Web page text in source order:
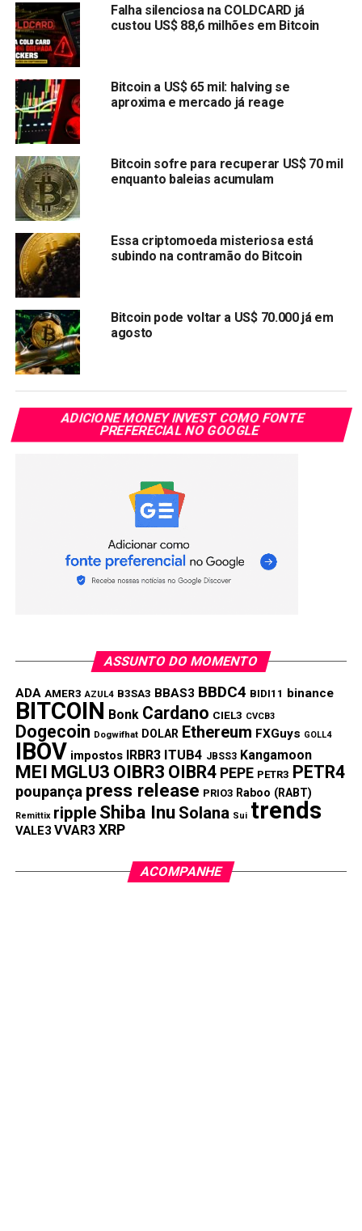
probabilidade de subir nos próximos dias.
Compartilhar:
Copy
Link
WhatsApp
Twitter
Facebook
Reddit
Email
TÓPICOS RELACIONADOS:
PRÓXIMA:
Banco central das Bahamas planeja disponibilizar
sua criptomoeda “dólar de areia”
Blockchain pode injetar US $ 1,76 trilhão ao PIB
global até 2030
Falha silenciosa na COLDCARD já
custou US$ 88,6 milhões em Bitcoin
Bitcoin a US$ 65 mil: halving se
aproxima e mercado já reage
Bitcoin sofre para recuperar US$ 70 mil
enquanto baleias acumulam
Essa criptomoeda misteriosa está
subindo na contramão do Bitcoin
Bitcoin pode voltar a US$ 70.000 já em
agosto
ADICIONE MONEY INVEST COMO FONTE
PREFERECIAL NO GOOGLE
ASSUNTO DO MOMENTO
ADA AMER3 AZUL4 B3SA3 BBAS3 BBDC4 BIDI11 binance
BITCOIN Bonk Cardano CIEL3 CVCB3
Dogecoin Dogwifhat DOLAR Ethereum FXGuys GOLL4
IBOV impostos IRBR3 ITUB4 JBSS3 Kangamoon
MEI MGLU3 OIBR3 OIBR4 PEPE PETR3 PETR4
poupança press release PRIO3 Raboo (RABT)
Remittix ripple Shiba Inu Solana Sui trends
VALE3 VVAR3 XRP
ACOMPANHE